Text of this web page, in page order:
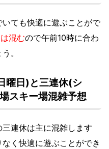
ても快適に遊ぶことがで
混むので午前10時に合わ
。
曜日)と三連休(シ
スキー場混雑予想
連休は主に混雑します
く快適に遊ぶことができ